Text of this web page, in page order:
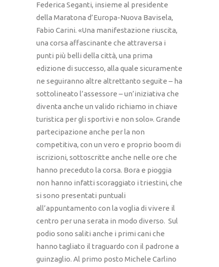
Federica Seganti, insieme al presidente
della Maratona d’Europa-Nuova Bavisela,
Fabio Carini. «Una manifestazione riuscita,
una corsa affascinante che attraversa i
punti più belli della città, una prima
edizione di successo, alla quale sicuramente
ne seguiranno altre altrettanto seguite – ha
sottolineato l’assessore – un’iniziativa che
diventa anche un valido richiamo in chiave
turistica per gli sportivi e non solo». Grande
partecipazione anche per la non
competitiva, con un vero e proprio boom di
iscrizioni, sottoscritte anche nelle ore che
hanno preceduto la corsa. Bora e pioggia
non hanno infatti scoraggiato i triestini, che
si sono presentati puntuali
all’appuntamento con la voglia di vivere il
centro per una serata in modo diverso. Sul
podio sono saliti anche i primi cani che
hanno tagliato il traguardo con il padrone a
guinzaglio. Al primo posto Michele Carlino